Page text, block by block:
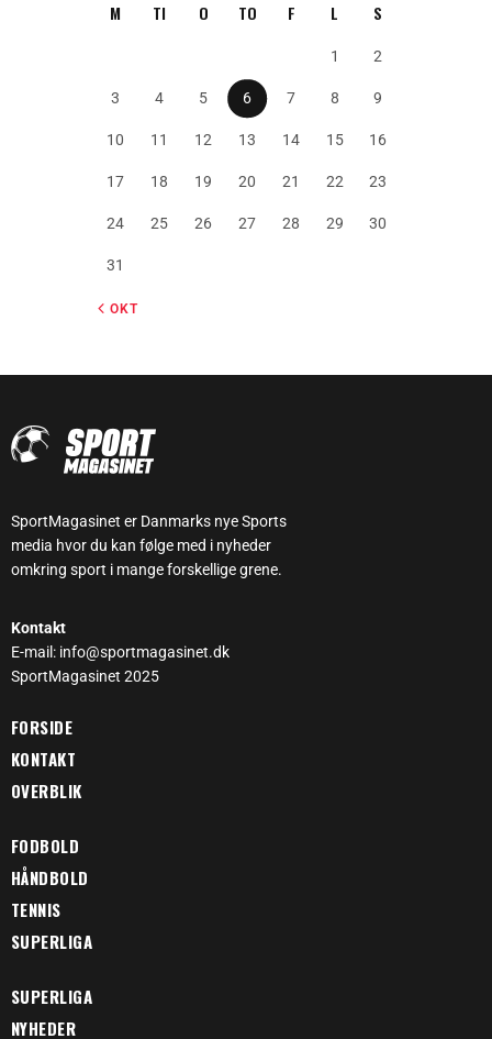
M TI O TO F L S
1 2
3 4 5 6 7 8 9
10 11 12 13 14 15 16
17 18 19 20 21 22 23
24 25 26 27 28 29 30
31
« OKT
SportMagasinet er Danmarks nye Sports
media hvor du kan følge med i nyheder
omkring sport i mange forskellige grene.
Kontakt
E-mail: info@sportmagasinet.dk
SportMagasinet 2025
FORSIDE
KONTAKT
OVERBLIK
FODBOLD
HÅNDBOLD
TENNIS
SUPERLIGA
SUPERLIGA
NYHEDER